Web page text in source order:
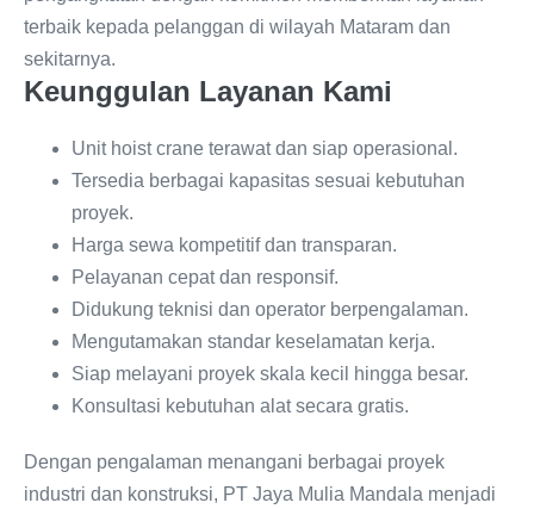
terbaik kepada pelanggan di wilayah Mataram dan
sekitarnya.
Keunggulan Layanan Kami
Unit hoist crane terawat dan siap operasional.
Tersedia berbagai kapasitas sesuai kebutuhan
proyek.
Harga sewa kompetitif dan transparan.
Pelayanan cepat dan responsif.
Didukung teknisi dan operator berpengalaman.
Mengutamakan standar keselamatan kerja.
Siap melayani proyek skala kecil hingga besar.
Konsultasi kebutuhan alat secara gratis.
Dengan pengalaman menangani berbagai proyek
industri dan konstruksi, PT Jaya Mulia Mandala menjadi